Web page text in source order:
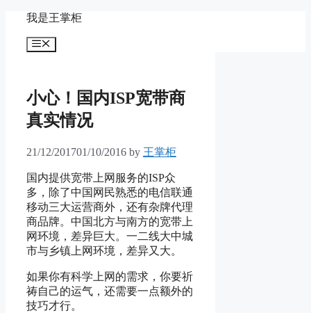
content
我是王掌柜
Menu
小心！国内ISP宽带商
真实情况
21/12/201701/10/2016 by 王掌柜
国内提供宽带上网服务的ISP众
多，除了中国网民熟悉的电信联通
移动三大运营商外，还有杂牌代理
商品牌。中国北方与南方的宽带上
网环境，差异巨大。一二线大中城
市与乡镇上网环境，差异又大。
如果你有科学上网的需求，你要祈
祷自己的运气，还需要一点额外的
技巧才行。